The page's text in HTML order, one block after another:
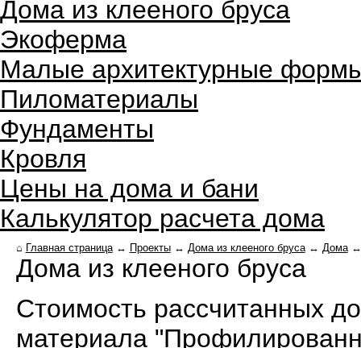
Дома из клееного бруса
Экоферма
Малые архитектурные
Пиломатериалы
Фундаменты
Кровля
Цены на дома и бани
Калькулятор расчета дома
⌂ Главная страница↔ Проекты↔ Дома из клееного бруса↔ Дома
Дома из клееного бруса
Стоимость рассчитанных
материала